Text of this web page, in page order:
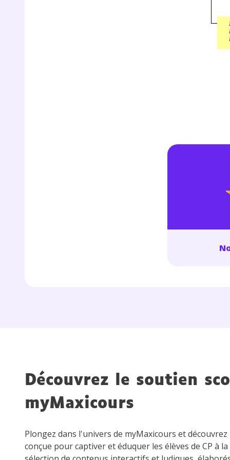
Découvrez le soutien
myMaxicours
Plongez dans l'univers de myMaxicours et
conçue pour captiver et éduquer les élèves de CP à
vos
Votre